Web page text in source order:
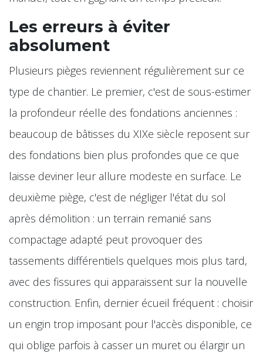
Les erreurs à éviter
absolument
Plusieurs pièges reviennent régulièrement sur ce
type de chantier. Le premier, c'est de sous-estimer
la profondeur réelle des fondations anciennes :
beaucoup de bâtisses du XIXe siècle reposent sur
des fondations bien plus profondes que ce que
laisse deviner leur allure modeste en surface. Le
deuxième piège, c'est de négliger l'état du sol
après démolition : un terrain remanié sans
compactage adapté peut provoquer des
tassements différentiels quelques mois plus tard,
avec des fissures qui apparaissent sur la nouvelle
construction. Enfin, dernier écueil fréquent : choisir
un engin trop imposant pour l'accès disponible, ce
qui oblige parfois à casser un muret ou élargir un